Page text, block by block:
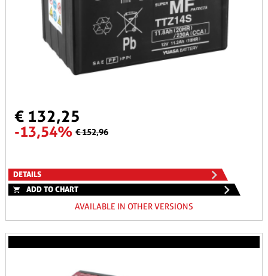
€ 132,25
-13,54% € 152,96
DETAILS
ADD TO CHART
AVAILABLE IN OTHER VERSIONS